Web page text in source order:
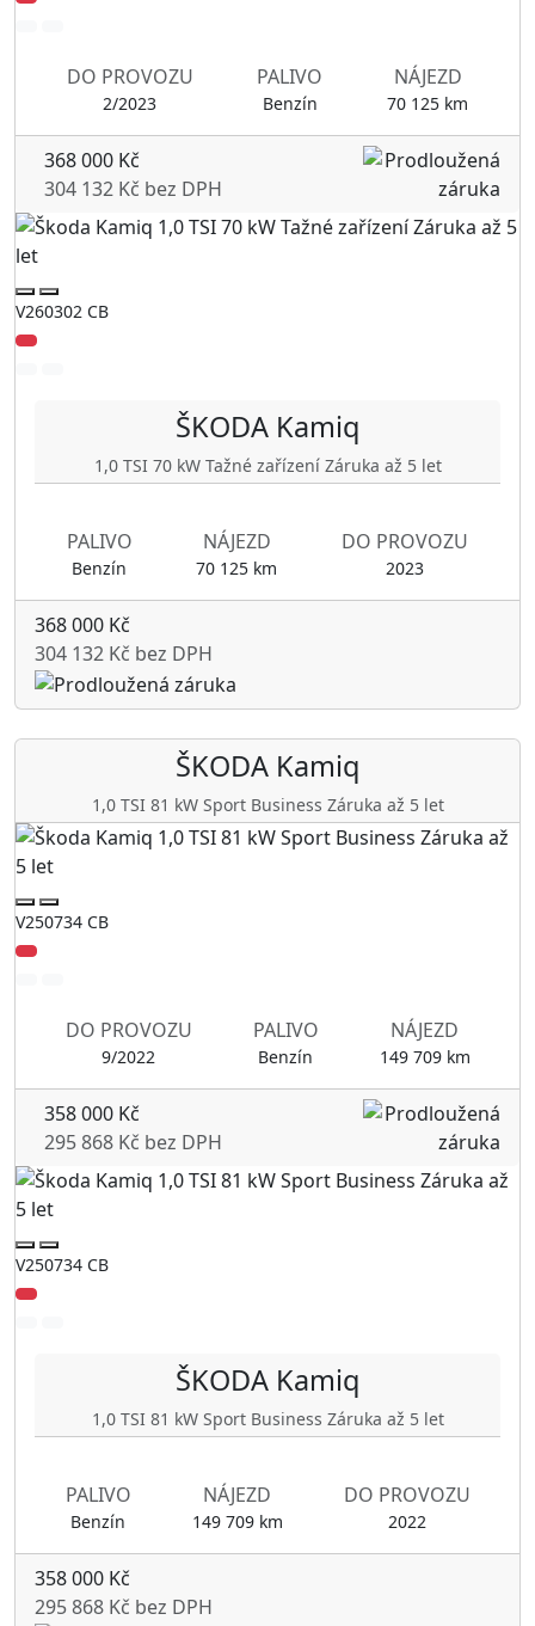
DO PROVOZU
2/2023
PALIVO
Benzín
NÁJEZD
70 125 km
368 000 Kč
304 132 Kč bez DPH
V260302 CB
ŠKODA Kamiq
1,0 TSI 70 kW Tažné zařízení Záruka až 5 let
PALIVO
Benzín
NÁJEZD
70 125 km
DO PROVOZU
2023
368 000 Kč
304 132 Kč bez DPH
ŠKODA Kamiq
1,0 TSI 81 kW Sport Business Záruka až 5 let
V250734 CB
DO PROVOZU
9/2022
PALIVO
Benzín
NÁJEZD
149 709 km
358 000 Kč
295 868 Kč bez DPH
V250734 CB
ŠKODA Kamiq
1,0 TSI 81 kW Sport Business Záruka až 5 let
PALIVO
Benzín
NÁJEZD
149 709 km
DO PROVOZU
2022
358 000 Kč
295 868 Kč bez DPH